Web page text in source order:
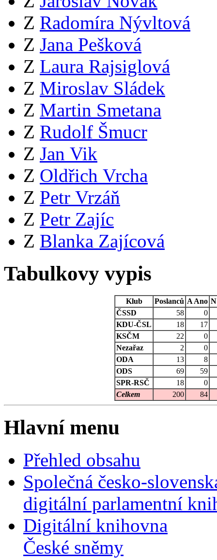
Z Radomíra Nývltová
Z Jana Pešková
Z Laura Rajsiglová
Z Miroslav Sládek
Z Martin Smetana
Z Rudolf Šmucr
Z Jan Vik
Z Oldřich Vrcha
Z Petr Vrzáň
Z Petr Zajíc
Z Blanka Zajícová
Tabulkovy vypis
Klub Poslanců A Ano N
ČSSD
58
0
KDU-ČSL
18
17
KSČM
22
0
Nezařaz
2
0
ODA
13
8
ODS
69
59
SPR-RSČ
18
0
Celkem
200 84
Hlavní menu
Přehled obsahu
Společná česko-
digitální parlamentní
Digitální knihovna
České sněmy